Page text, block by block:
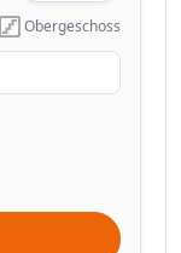
Obergeschoss